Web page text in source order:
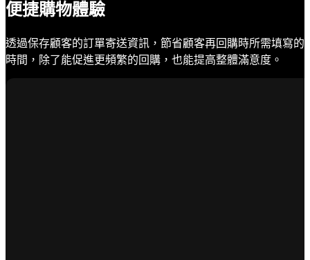
便捷購物體驗
透過保存顧客的訂單寄送資訊，節省顧客再回購時所需填寫的
時間，除了能促進更頻繁的回購，也能提高整體滿意度。